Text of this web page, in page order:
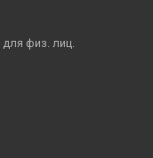
для физ. лиц.